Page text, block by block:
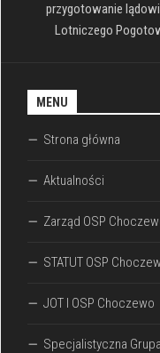
przygotowanie
Lotniczego
MENU
Strona główna
Aktualności
Zarząd OSP
STATUT OSP
JOT I OSP Choczewo
Specjalistyczna